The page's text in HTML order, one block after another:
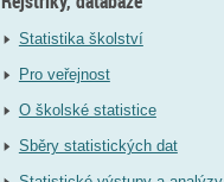
Statistika školství
Pro veřejnost
O školské statistice
Sběry statistických dat